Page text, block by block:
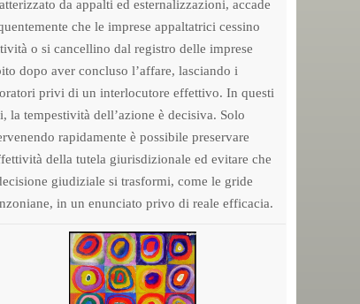
da appalti ed esternalizzazioni, accade
che le imprese appaltatrici cessino
o si cancellino dal registro delle imprese
dopo aver concluso l’affare, lasciando i
privi di un interlocutore effettivo. In questi
la tempestività dell’azione è decisiva. Solo
rapidamente è possibile preservare
della tutela giurisdizionale ed evitare che
giudiziale si trasformi, come le gride
in un enunciato privo di reale efficacia.